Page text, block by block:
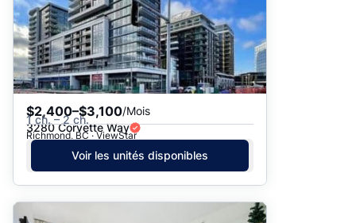
$2,400–$3,100/Mois
1 ch. – 2 ch.
3280 Corvette Way
Richmond, BC · ViewStar
Voir les unités disponibles